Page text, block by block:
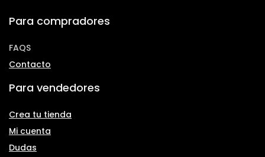
Para compradores
FAQS
Contacto
Para vendedores
Crea tu tienda
Mi cuenta
Dudas